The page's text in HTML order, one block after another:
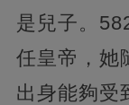
是兒子。
任皇帝，她
出身能夠受